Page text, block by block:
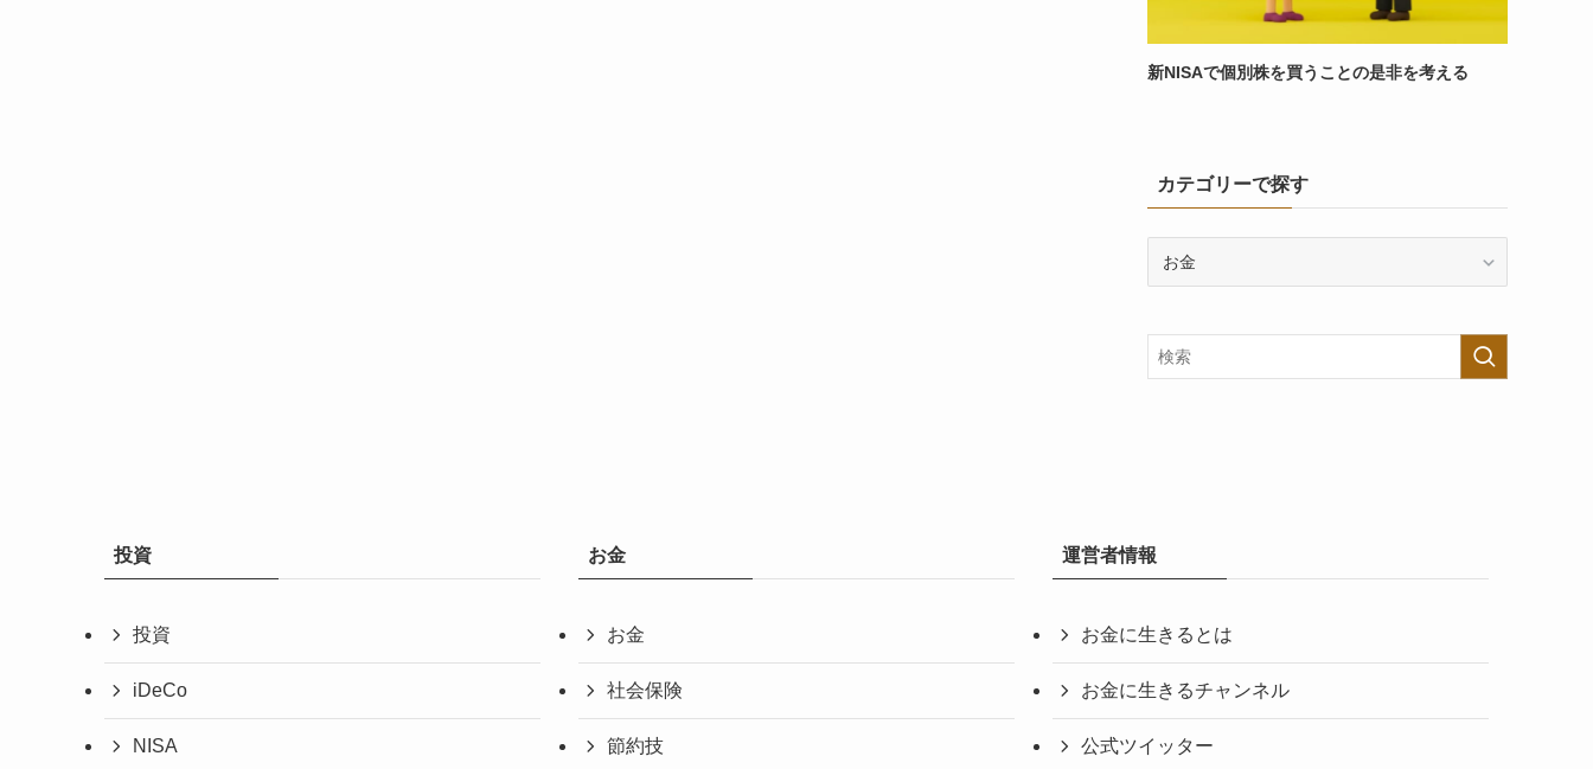
新NISAで個別株を買うことの是非を考える
カテゴリーで探す
ー
で
投資
投資
iDeCo
NISA
お金
お金
社会保険
節約技
運営者情報
お金に生きるとは
お金に生きるチャンネル
公式ツイッター